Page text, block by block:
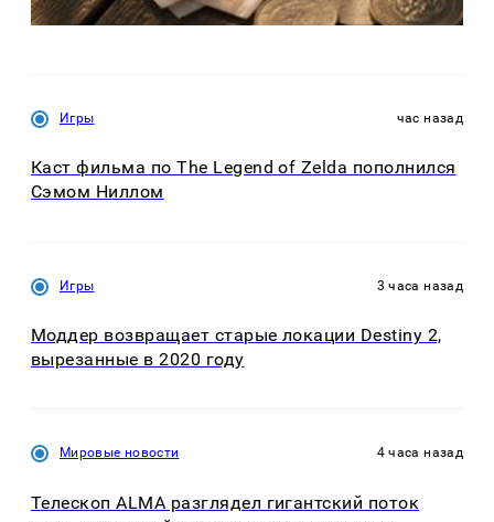
Игры час назад
Каст фильма по The Legend of Zelda пополнился
Сэмом Ниллом
Игры 3 часа назад
Моддер возвращает старые локации Destiny 2,
вырезанные в 2020 году
Мировые новости 4 часа назад
Телескоп ALMA разглядел гигантский поток